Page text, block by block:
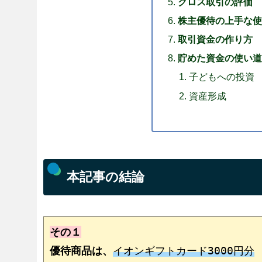
株主優待の上手な
取引資金の作り方
貯めた資金の使い道
子どもへの投資
資産形成
本記事の結論
その１
優待商品は、 イオンギフトカード3000円分